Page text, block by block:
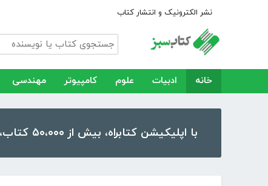
نشر الکترونیک و انتشار کتاب
خانه ادبیات علوم کامپیوتر مهندسی
با اپلیکیشن کتابراه، بیش از ۵۰،۰۰۰ کتاب، کتاب صوتی و رمان را در موبایل و تبلت خود داشته باشید!